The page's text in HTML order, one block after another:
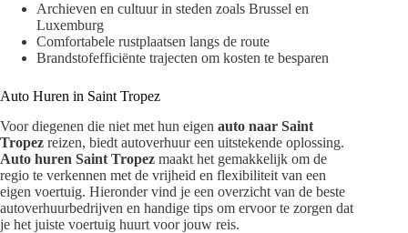
Archieven en cultuur in steden zoals Brussel en
Luxemburg
Comfortabele rustplaatsen langs de route
Brandstofefficiënte trajecten om kosten te besparen
Auto Huren in Saint Tropez
Voor diegenen die niet met hun eigen auto naar Saint
Tropez reizen, biedt autoverhuur een uitstekende oplossing.
Auto huren Saint Tropez maakt het gemakkelijk om de
regio te verkennen met de vrijheid en flexibiliteit van een
eigen voertuig. Hieronder vind je een overzicht van de beste
autoverhuurbedrijven en handige tips om ervoor te zorgen dat
je het juiste voertuig huurt voor jouw reis.